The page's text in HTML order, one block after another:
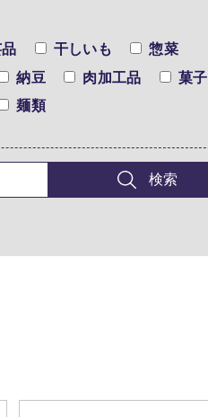
干しいも
惣菜
納豆
肉加工品
菓子
麺類